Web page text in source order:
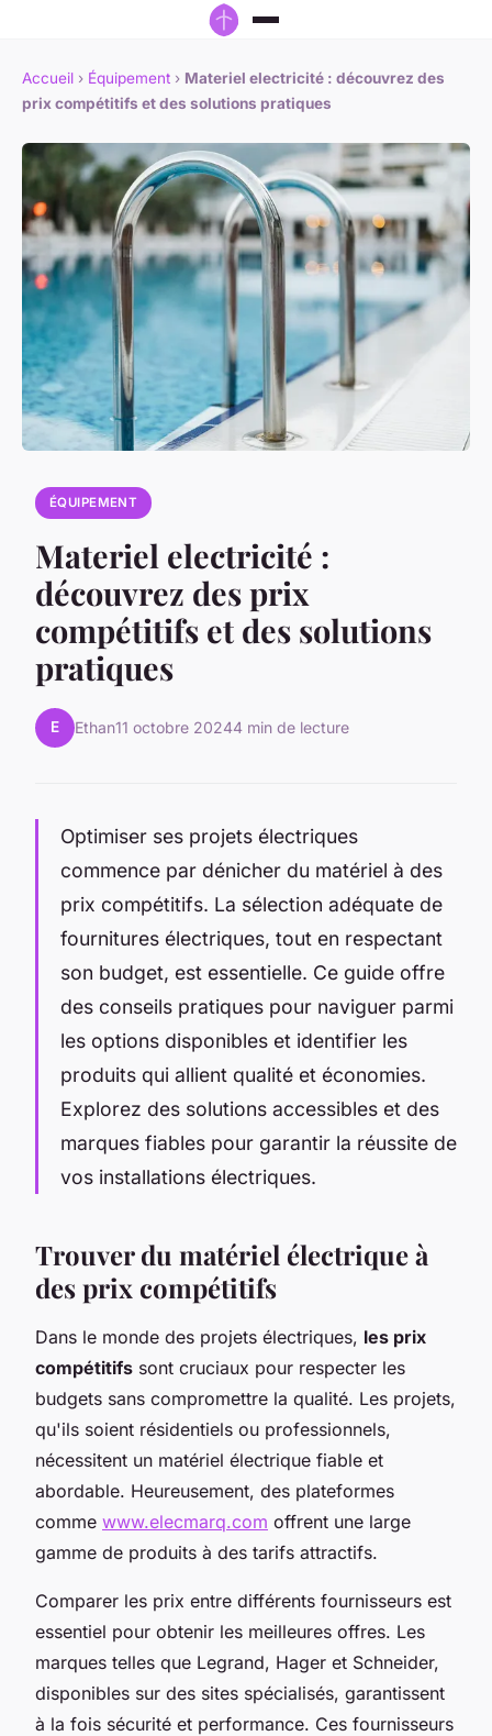
Accueil › Équipement › Materiel electricité : découvrez des
prix compétitifs et des solutions pratiques
ÉQUIPEMENT
Materiel electricité :
découvrez des prix
compétitifs et des solutions
pratiques
E Ethan11 octobre 20244 min de lecture
Optimiser ses projets électriques
commence par dénicher du matériel à des
prix compétitifs. La sélection adéquate de
fournitures électriques, tout en respectant
son budget, est essentielle. Ce guide offre
des conseils pratiques pour naviguer parmi
les options disponibles et identifier les
produits qui allient qualité et économies.
Explorez des solutions accessibles et des
marques fiables pour garantir la réussite de
vos installations électriques.
Trouver du matériel électrique à
des prix compétitifs
Dans le monde des projets électriques, les prix
compétitifs sont cruciaux pour respecter les
budgets sans compromettre la qualité. Les projets,
qu'ils soient résidentiels ou professionnels,
nécessitent un matériel électrique fiable et
abordable. Heureusement, des plateformes
comme www.elecmarq.com offrent une large
gamme de produits à des tarifs attractifs.
Comparer les prix entre différents fournisseurs est
essentiel pour obtenir les meilleures offres. Les
marques telles que Legrand, Hager et Schneider,
disponibles sur des sites spécialisés, garantissent
à la fois sécurité et performance. Ces fournisseurs